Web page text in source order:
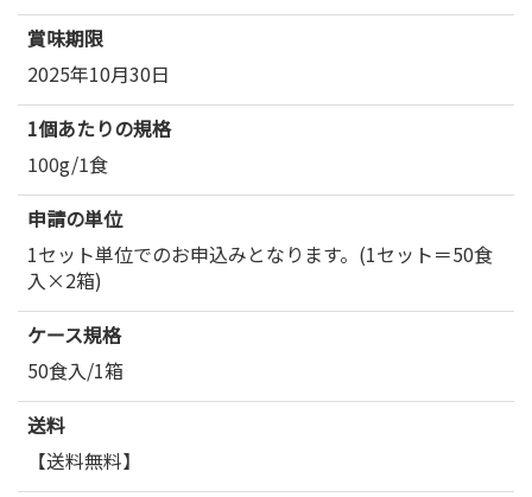
賞味期限
2025年10月30日
1個あたりの規格
100g/1食
申請の単位
1セット単位でのお申込みとなります。(1セット＝50食
入×2箱)
ケース規格
50食入/1箱
送料
【送料無料】